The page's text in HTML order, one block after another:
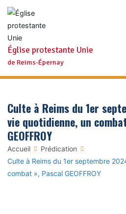
Aller
contenu
Église protestante Unie
de Reims-Épernay
Culte à Reims du 1er
vie quotidienne, un
GEOFFROY
Accueil
Prédication
Culte à Reims du 1er septembre
combat », Pascal GEOFFROY